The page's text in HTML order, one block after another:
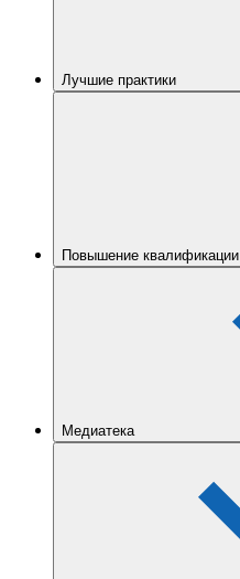
Лучшие практики
Повышение квалификации
Медиатека